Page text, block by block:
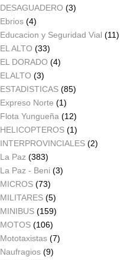
DESAGUADERO (3)
Ebrios (4)
Educacion y Seguridad Vial (11)
EL ALTO (33)
EL DORADO (4)
ELALTO (3)
ESTADISTICAS (85)
Expreso Norte (1)
Flota Yungueña (12)
HELICOPTEROS (1)
INTERPROVINCIALES (2)
La Paz (383)
La Paz - Beni (3)
MICROS (73)
MILITARES (5)
MINIBUS (159)
MOTOS (106)
Mototaxistas (7)
Naufragios (9)